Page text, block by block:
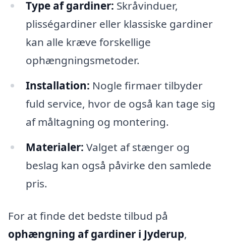
Type af gardiner: Skråvinduer,
plisségardiner eller klassiske gardiner
kan alle kræve forskellige
ophængningsmetoder.
Installation: Nogle firmaer tilbyder
fuld service, hvor de også kan tage sig
af måltagning og montering.
Materialer: Valget af stænger og
beslag kan også påvirke den samlede
pris.
For at finde det bedste tilbud på
ophængning af gardiner i Jyderup,